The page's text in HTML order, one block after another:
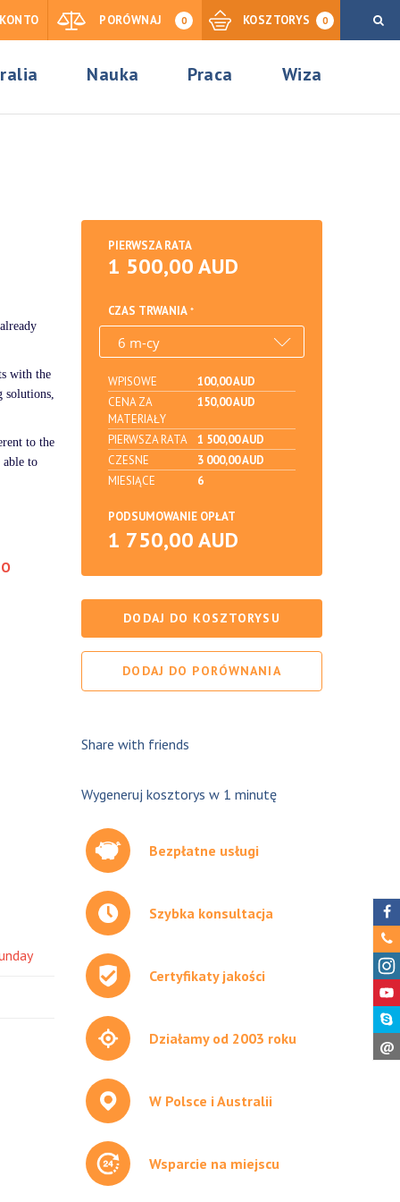
KONTO PORÓWNAJ 0 KOSZTORYS 0
Nauka Praca Wiza
with the
solutions,
to the
able to
PIERWSZA RATA
1 500,00 AUD
CZAS TRWANIA
WPISOWE
100,00 AUD
CENA ZA
MATERIAŁY
150,00 AUD
PIERWSZA RATA
1 500,00 AUD
CZESNE
3 000,00 AUD
MIESIĄCE
6
PODSUMOWANIE OPŁAT
1 750,00 AUD
DODAJ DO KOSZTORYSU
DODAJ DO PORÓWNANIA
Share with friends
Wygeneruj kosztorys w 1 minutę
Bezpłatne usługi
Szybka konsultacja
Certyfikaty jakości
Działamy od 2003 roku
W Polsce i Australii
Wsparcie na miejscu
@